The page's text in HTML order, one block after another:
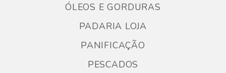
ÓLEOS E GORDURAS
PADARIA LOJA
PANIFICAÇÃO
PESCADOS